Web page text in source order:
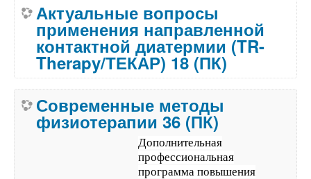
Актуальные вопросы
применения направленной
контактной диатермии (TR-
Therapy/ТЕКАР) 18 (ПК)
Современные методы
физиотерапии 36 (ПК)
Дополнительная
профессиональная
программа повышения